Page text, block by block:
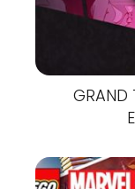
GRAND